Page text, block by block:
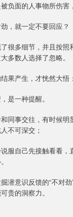
负面的人事物所伤害
，就一定不要回应？
很多细节，并且按
多数人选择了忽略。
果产生，才恍然大悟：
是一种提醒。
同事交往，有时候明
不可深交；
服自己先接触看看，
潜意识反馈的“不对
贵的洞察力。